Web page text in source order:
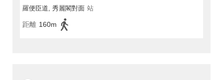
羅便臣道, 秀麗閣對面 站
距離 160m